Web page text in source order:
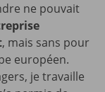
ne pouvait
, mais sans pour
européen.
je travaille